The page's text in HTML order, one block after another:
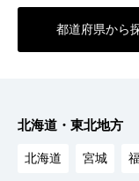
都道府県から
北海道・東北地方
北海道 宮城